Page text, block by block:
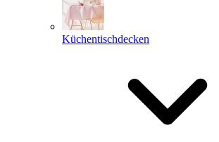
Küchentischdecken